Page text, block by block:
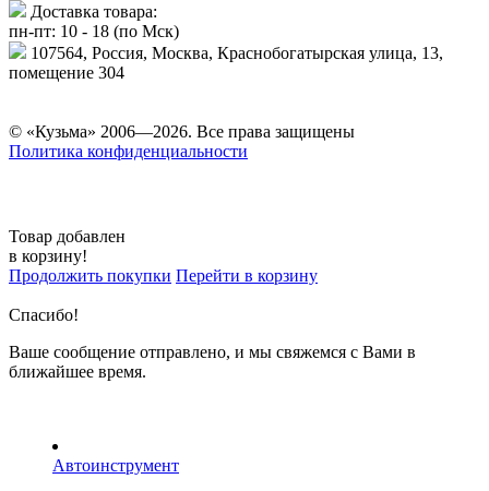
Доставка товара:
пн-пт: 10 - 18 (по Мск)
107564, Россия, Москва, Краснобогатырская улица, 13,
помещение 304
© «Кузьма» 2006—2026. Все права защищены
Политика конфиденциальности
Товар добавлен
в корзину!
Продолжить покупки Перейти в корзину
Спасибо!
Ваше сообщение отправлено, и мы свяжемся с Вами в
ближайшее время.
Автоинструмент